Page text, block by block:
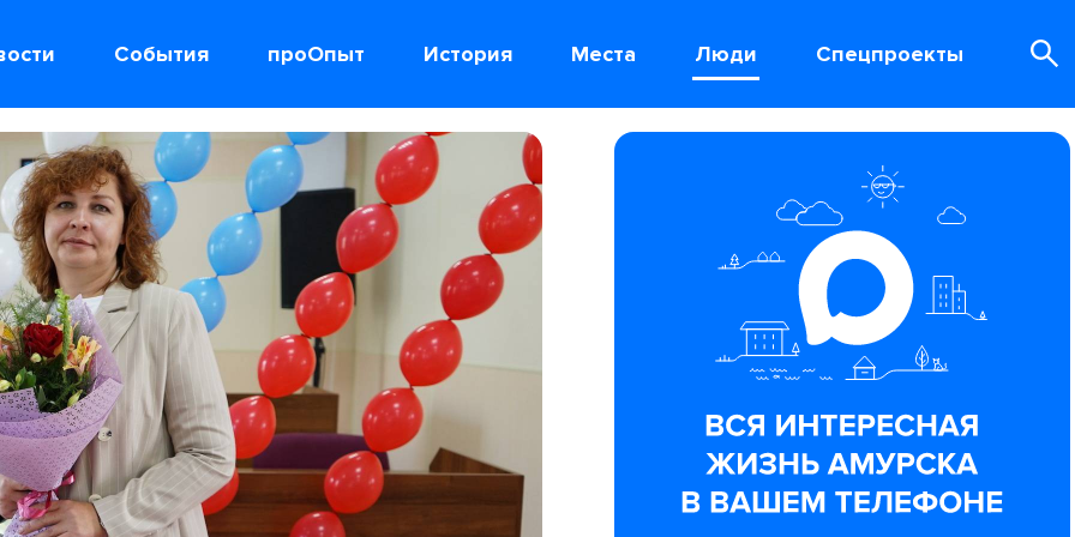
События проОпыт История Места Люди Спецпроекты